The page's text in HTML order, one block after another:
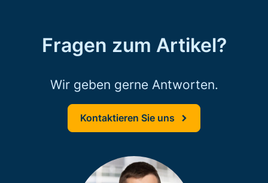
Fragen zum Artikel?
Wir geben gerne Antworten.
Kontaktieren Sie uns